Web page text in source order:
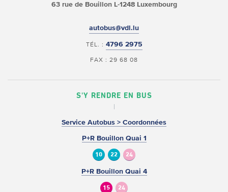
63 rue de BouillonL-1248 Luxembourg
autobus@vdl.lu
TÉL. : 4796 2975
FAX : 29 68 08
S'Y RENDRE EN BUS
Service Autobus > Coordonnées
P+R Bouillon Quai 1
10 22 24
P+R Bouillon Quai 4
15 24